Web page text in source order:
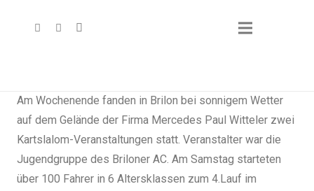
Am Wochenende fanden in Brilon bei sonnigem Wetter
auf dem Gelände der Firma Mercedes Paul Witteler zwei
Kartslalom-Veranstaltungen statt. Veranstalter war die
Jugendgruppe des Briloner AC. Am Samstag starteten
über 100 Fahrer in 6 Altersklassen zum 4.Lauf im